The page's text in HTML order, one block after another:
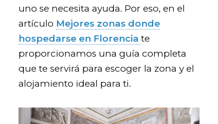
uno se necesita ayuda. Por eso, en el
artículo Mejores zonas donde
hospedarse en Florencia te
proporcionamos una guía completa
que te servirá para escoger la zona y el
alojamiento ideal para ti.